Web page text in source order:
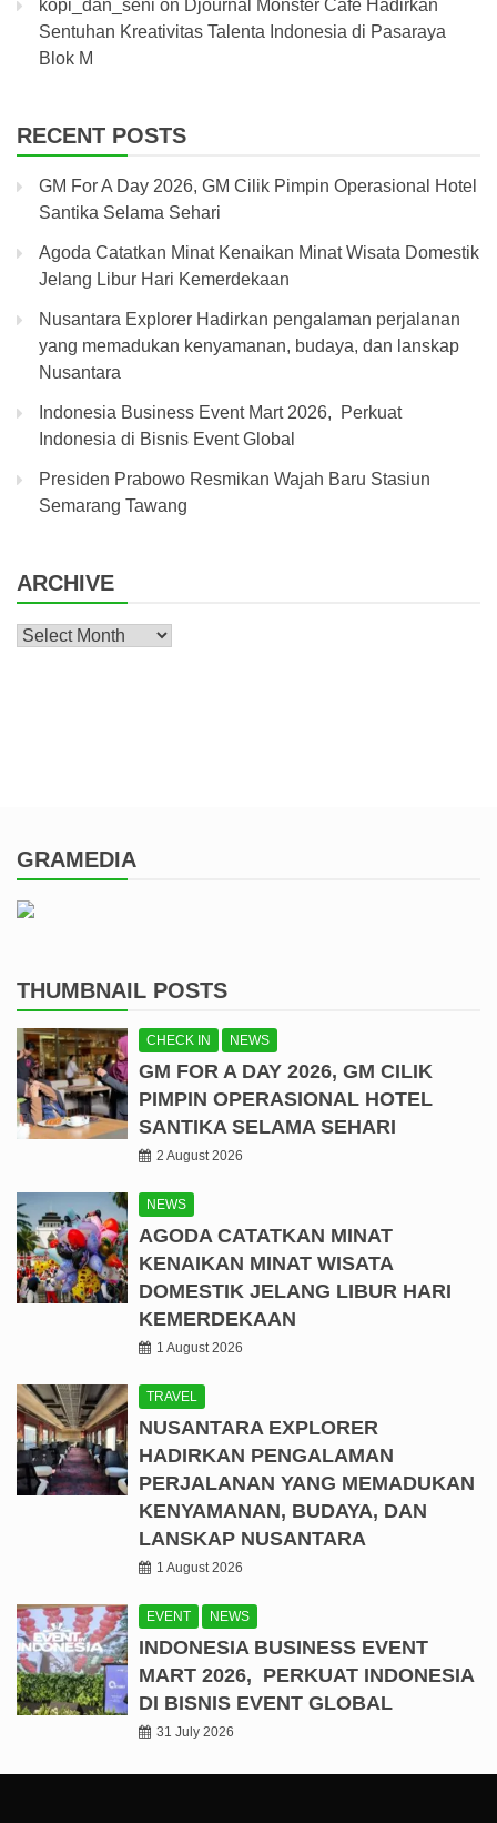
kopi_dan_seni on Djournal Monster Cafe Hadirkan
Sentuhan Kreativitas Talenta Indonesia di Pasaraya
Blok M
RECENT POSTS
GM For A Day 2026, GM Cilik Pimpin Operasional Hotel
Santika Selama Sehari
Agoda Catatkan Minat Kenaikan Minat Wisata Domestik
Jelang Libur Hari Kemerdekaan
Nusantara Explorer Hadirkan pengalaman perjalanan
yang memadukan kenyamanan, budaya, dan lanskap
Nusantara
Indonesia Business Event Mart 2026, Perkuat
Indonesia di Bisnis Event Global
Presiden Prabowo Resmikan Wajah Baru Stasiun
Semarang Tawang
ARCHIVE
Archive
GRAMEDIA
THUMBNAIL POSTS
CHECK IN NEWS
GM FOR A DAY 2026, GM CILIK
PIMPIN OPERASIONAL HOTEL
SANTIKA SELAMA SEHARI
2 August 2026
NEWS
AGODA CATATKAN MINAT
KENAIKAN MINAT WISATA
DOMESTIK JELANG LIBUR HARI
KEMERDEKAAN
1 August 2026
TRAVEL
NUSANTARA EXPLORER
HADIRKAN PENGALAMAN
PERJALANAN YANG MEMADUKAN
KENYAMANAN, BUDAYA, DAN
LANSKAP NUSANTARA
1 August 2026
EVENT NEWS
INDONESIA BUSINESS EVENT
MART 2026, PERKUAT INDONESIA
DI BISNIS EVENT GLOBAL
31 July 2026